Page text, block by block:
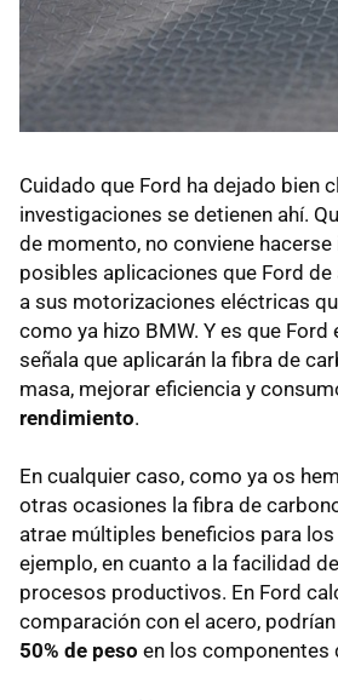
Cuidado que Ford ha dejado bien
investigaciones se detienen ahí.
de momento, no conviene
posibles aplicaciones que Ford
a sus motorizaciones eléctricas
como ya hizo BMW. Y es que Ford
señala que aplicarán la fibra de
masa, mejorar eficiencia y
rendimiento.
En cualquier caso, como ya os
otras ocasiones la fibra de
atrae múltiples beneficios para
ejemplo, en cuanto a la facilidad
procesos productivos. En Ford
comparación con el acero,
50% de peso en los componentes